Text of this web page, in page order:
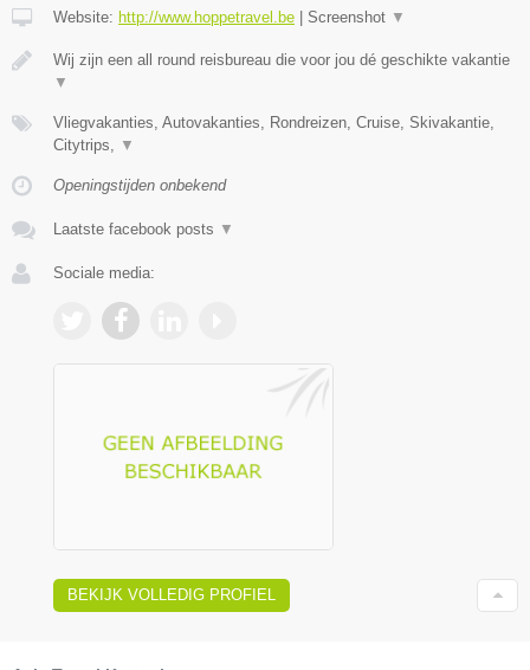
Website: http://www.hoppetravel.be | Screenshot ▼
Wij zijn een all round reisbureau die voor jou dé geschikte vakantie
▼
Vliegvakanties, Autovakanties, Rondreizen, Cruise, Skivakantie,
Citytrips,
▼
Openingstijden onbekend
Laatste facebook posts ▼
Sociale media:
BEKIJK VOLLEDIG PROFIEL